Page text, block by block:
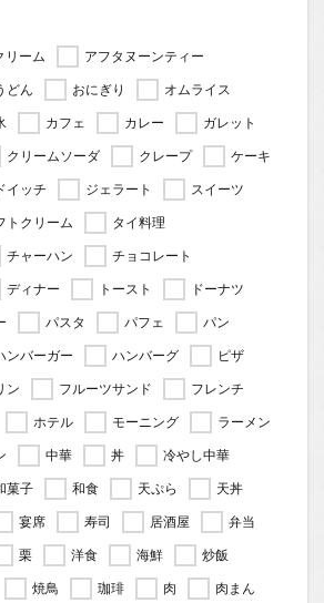
リーム
アフタヌーンティー
どん おにぎり
オムライス
カフェ カレー
ガレット
クリームソーダ クレープ
ケーキ
イッチ ジェラート
スイーツ
トクリーム
タイ料理
チャーハン
チョコレート
ディナー トースト
ドーナツ
パスタ パフェ
パン
ンバーガー ハンバーグ
ピザ
ン フルーツサンド
フレンチ
ホテル モーニング
ラーメン
中華 丼
冷やし中華
菓子 和食 天ぷら
天丼
宴席 寿司 居酒屋
弁当
栗 洋食 海鮮
炒飯
焼鳥 珈琲 肉
肉まん